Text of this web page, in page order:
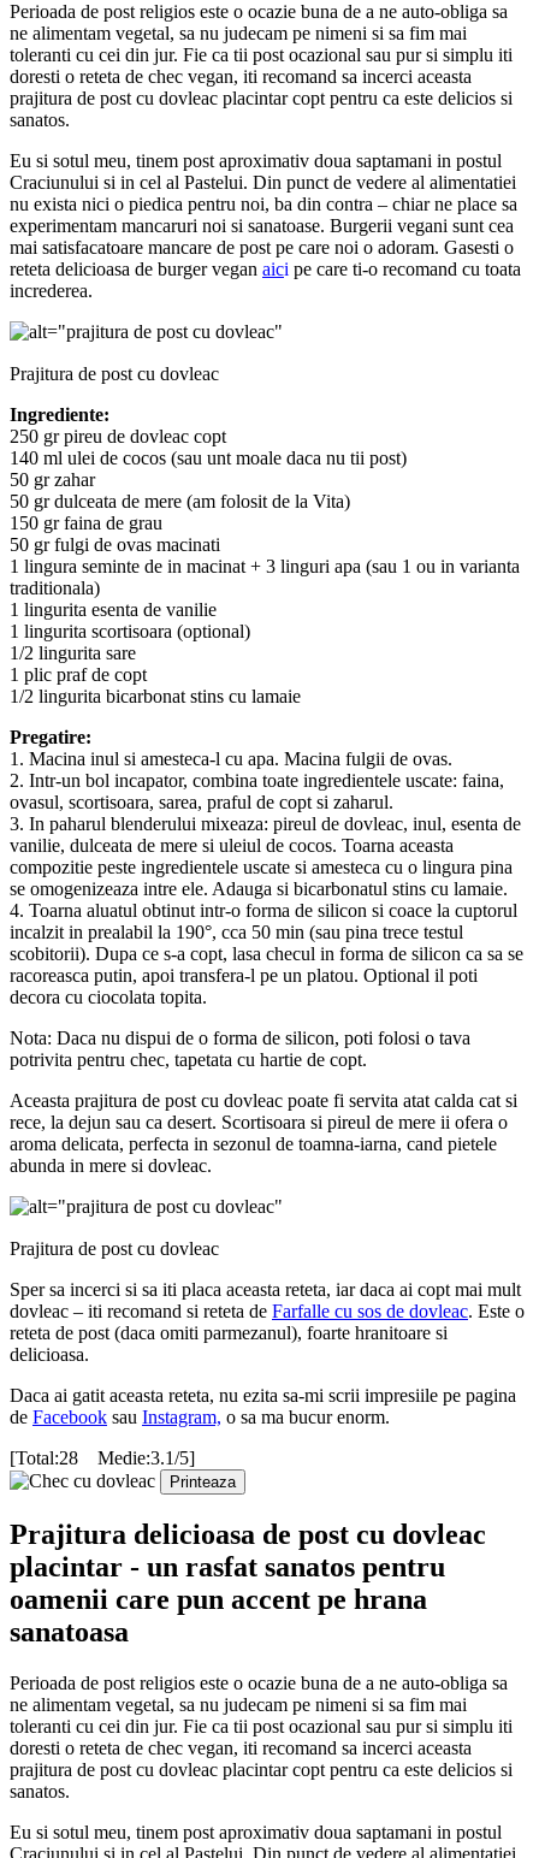
Perioada de post religios este o ocazie buna de a ne auto-obliga sa
ne alimentam vegetal, sa nu judecam pe nimeni si sa fim mai
toleranti cu cei din jur. Fie ca tii post ocazional sau pur si simplu iti
doresti o reteta de chec vegan, iti recomand sa incerci aceasta
prajitura de post cu dovleac placintar copt pentru ca este delicios si
sanatos.
Eu si sotul meu, tinem post aproximativ doua saptamani in postul
Craciunului si in cel al Pastelui. Din punct de vedere al alimentatiei
nu exista nici o piedica pentru noi, ba din contra – chiar ne place sa
experimentam mancaruri noi si sanatoase. Burgerii vegani sunt cea
mai satisfacatoare mancare de post pe care noi o adoram. Gasesti o
reteta delicioasa de burger vegan aici pe care ti-o recomand cu toata
increderea.
Prajitura de post cu dovleac
Ingrediente:
250 gr pireu de dovleac copt
140 ml ulei de cocos (sau unt moale daca nu tii post)
50 gr zahar
50 gr dulceata de mere (am folosit de la Vita)
150 gr faina de grau
50 gr fulgi de ovas macinati
1 lingura seminte de in macinat + 3 linguri apa (sau 1 ou in varianta
traditionala)
1 lingurita esenta de vanilie
1 lingurita scortisoara (optional)
1/2 lingurita sare
1 plic praf de copt
1/2 lingurita bicarbonat stins cu lamaie
Pregatire:
1. Macina inul si amesteca-l cu apa. Macina fulgii de ovas.
2. Intr-un bol incapator, combina toate ingredientele uscate: faina,
ovasul, scortisoara, sarea, praful de copt si zaharul.
3. In paharul blenderului mixeaza: pireul de dovleac, inul, esenta de
vanilie, dulceata de mere si uleiul de cocos. Toarna aceasta
compozitie peste ingredientele uscate si amesteca cu o lingura pina
se omogenizeaza intre ele. Adauga si bicarbonatul stins cu lamaie.
4. Toarna aluatul obtinut intr-o forma de silicon si coace la cuptorul
incalzit in prealabil la 190°, cca 50 min (sau pina trece testul
scobitorii). Dupa ce s-a copt, lasa checul in forma de silicon ca sa se
racoreasca putin, apoi transfera-l pe un platou. Optional il poti
decora cu ciocolata topita.
Nota: Daca nu dispui de o forma de silicon, poti folosi o tava
potrivita pentru chec, tapetata cu hartie de copt.
Aceasta prajitura de post cu dovleac poate fi servita atat calda cat si
rece, la dejun sau ca desert. Scortisoara si pireul de mere ii ofera o
aroma delicata, perfecta in sezonul de toamna-iarna, cand pietele
abunda in mere si dovleac.
Prajitura de post cu dovleac
Sper sa incerci si sa iti placa aceasta reteta, iar daca ai copt mai mult
dovleac – iti recomand si reteta de Farfalle cu sos de dovleac. Este o
reteta de post (daca omiti parmezanul), foarte hranitoare si
delicioasa.
Daca ai gatit aceasta reteta, nu ezita sa-mi scrii impresiile pe pagina
de Facebook sau Instagram, o sa ma bucur enorm.
[Total:28 Medie:3.1/5]
Printeaza
Prajitura delicioasa de post cu dovleac
placintar - un rasfat sanatos pentru
oamenii care pun accent pe hrana
sanatoasa
Perioada de post religios este o ocazie buna de a ne auto-obliga sa
ne alimentam vegetal, sa nu judecam pe nimeni si sa fim mai
toleranti cu cei din jur. Fie ca tii post ocazional sau pur si simplu iti
doresti o reteta de chec vegan, iti recomand sa incerci aceasta
prajitura de post cu dovleac placintar copt pentru ca este delicios si
sanatos.
Eu si sotul meu, tinem post aproximativ doua saptamani in postul
Craciunului si in cel al Pastelui. Din punct de vedere al alimentatiei